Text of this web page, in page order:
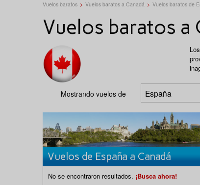
Vuelos baratos > Vuelos baratos a Canadá > Vuelos baratos de
Vuelos baratos a
Mostrando vuelos de
Vuelos de España a Canadá
No se encontraron resultados. ¡Busca ahora!